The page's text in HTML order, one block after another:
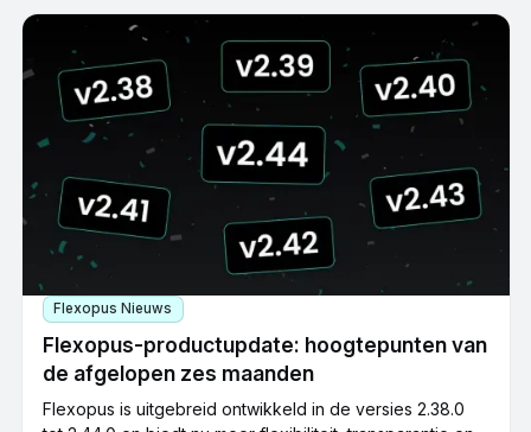
Flexopus Nieuws
Flexopus-productupdate: hoogtepunten van
de afgelopen zes maanden
Flexopus is uitgebreid ontwikkeld in de versies 2.38.0